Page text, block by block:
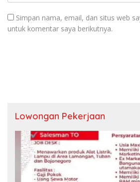
Simpan nama, email, dan situs web
untuk komentar saya berikutnya.
Lowongan Pekerjaan